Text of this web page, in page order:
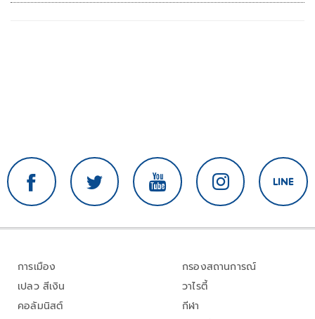
การเมือง
เปลว สีเงิน
คอลัมนิสต์
กรองสถานการณ์
วาไรตี้
กีฬา